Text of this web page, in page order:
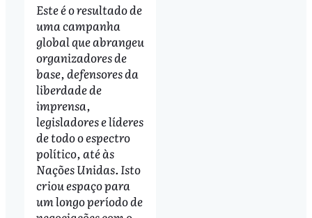
Este é o resultado de
uma campanha
global que abrangeu
organizadores de
base, defensores da
liberdade de
imprensa,
legisladores e líderes
de todo o espectro
político, até às
Nações Unidas. Isto
criou espaço para
um longo período de